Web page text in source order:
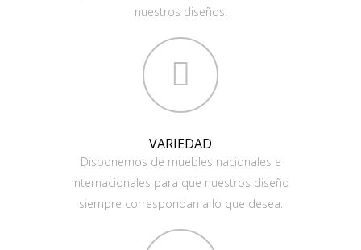
nuestros diseños.
VARIEDAD
Disponemos de muebles nacionales e
internacionales para que nuestros diseño
siempre correspondan a lo que desea.